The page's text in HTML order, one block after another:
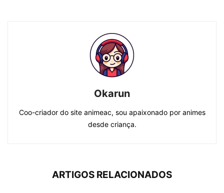
Okarun
Coo-criador do site animeac, sou apaixonado por animes
desde criança.
ARTIGOS RELACIONADOS